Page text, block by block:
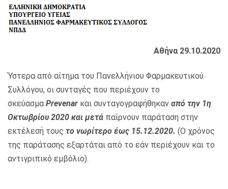
Αθήνα 29.10.2020
Ύστερα από αίτημα του Πανελλήνιου Φαρμακευτικού
Συλλόγου, οι συνταγές που περιέχουν το
σκεύασμα Prevenar και συνταγογραφήθηκαν από την 1η
Οκτωβρίου 2020 και μετά παίρνουν παράταση στην
εκτέλεσή τους το νωρίτερο έως 15.12.2020. (Ο χρόνος
της παράτασης εξαρτάται από το εάν περιέχουν και το
αντιγριπικό εμβόλιο).